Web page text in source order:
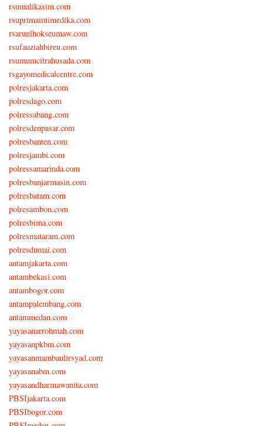
rsumalikasim.com
rsuprimaintimedika.com
rsarunlhokseumaw.com
rsufauziahbireu.com
rsumumcitrahusada.com
rsgayomedicalcentre.com
polresjakarta.com
polresdago.com
polressabang.com
polresdenpasar.com
polresbanten.com
polresjambi.com
polressamarinda.com
polresbanjarmasin.com
polresbatam.com
polresambon.com
polresbima.com
polresmataram.com
polresdumai.com
antamjakarta.com
antambekasi.com
antambogor.com
antampalembang.com
antammedan.com
yayasanarrohmah.com
yayasanpkbm.com
yayasanmambaulirsyad.com
yayasanabm.com
yayasandharmawanita.com
PBSIjakarta.com
PBSIbogor.com